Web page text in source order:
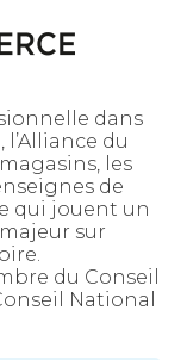
dans
du
les
de
qui jouent un
sur
du Conseil
National